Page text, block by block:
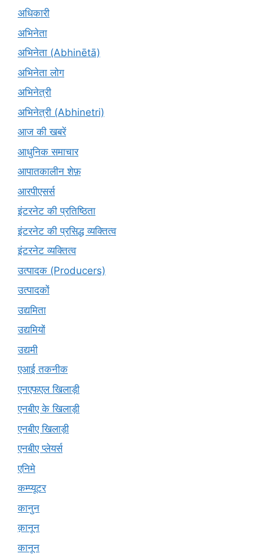
अधिकारी
अभिनेता
अभिनेता (Abhinētā)
अभिनेता लोग
अभिनेत्री
अभिनेत्री (Abhinetri)
आज की खबरें
आधुनिक समाचार
आपातकालीन शेफ़
आरपीएसर्स
इंटरनेट की प्रतिष्ठिता
इंटरनेट की प्रसिद्ध व्यक्तित्व
इंटरनेट व्यक्तित्व
उत्पादक (Producers)
उत्पादकों
उद्यमिता
उद्यमियों
उद्यमी
एआई तकनीक
एनएफएल खिलाड़ी
एनबीए के खिलाड़ी
एनबीए खिलाड़ी
एनबीए प्लेयर्स
एनिमे
कम्प्यूटर
कानुन
क़ानून
कानून